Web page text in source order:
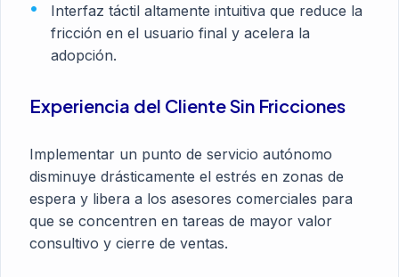
Interfaz táctil altamente intuitiva que reduce la
fricción en el usuario final y acelera la
adopción.
Experiencia del Cliente Sin Fricciones
Implementar un punto de servicio autónomo
disminuye drásticamente el estrés en zonas de
espera y libera a los asesores comerciales para
que se concentren en tareas de mayor valor
consultivo y cierre de ventas.